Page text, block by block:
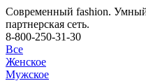
Современный fashion.
партнерская сеть.
8-800-250-31-30
Все
Женское
Мужское